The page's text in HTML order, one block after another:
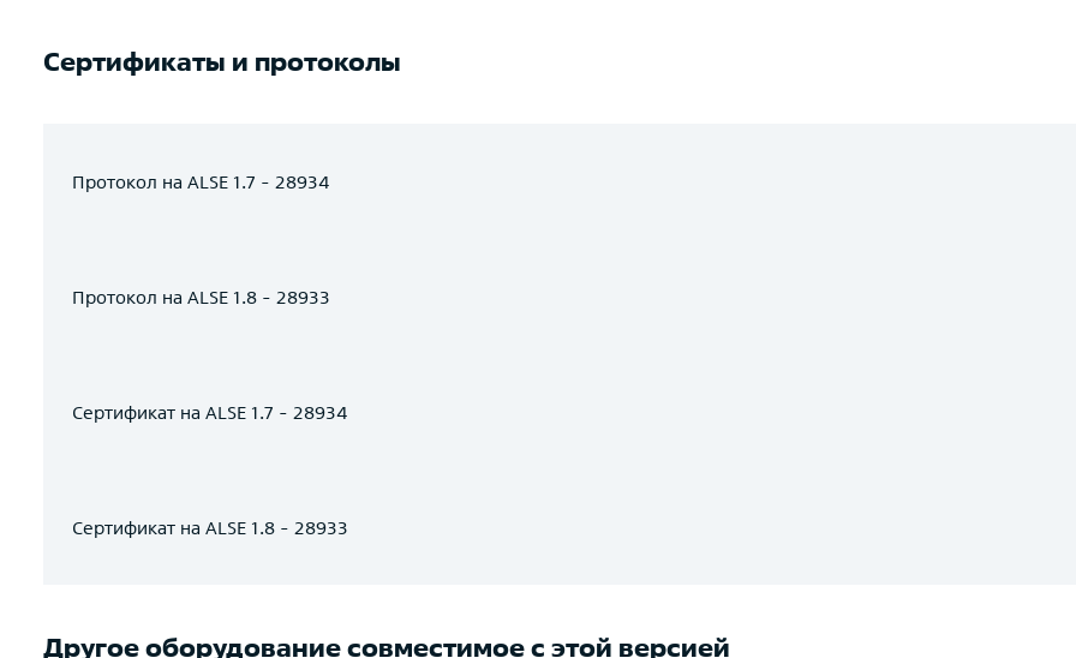
Сертификаты и протоколы
Протокол на ALSE 1.7 - 28934
Протокол на ALSE 1.8 - 28933
Сертификат на ALSE 1.7 - 28934
Сертификат на ALSE 1.8 - 28933
Другое оборудование совместимое с этой версией